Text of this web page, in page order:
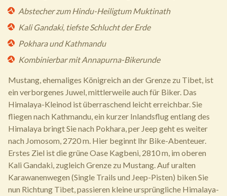
Abstecher zum Hindu-Heiligtum Muktinath
Kali Gandaki, tiefste Schlucht der Erde
Pokhara und Kathmandu
Kombinierbar mit Annapurna-Bikerunde
Mustang, ehemaliges Königreich an der Grenze zu Tibet, ist
ein verborgenes Juwel, mittlerweile auch für Biker. Das
Himalaya-Kleinod ist überraschend leicht erreichbar. Sie
fliegen nach Kathmandu, ein kurzer Inlandsflug entlang des
Himalaya bringt Sie nach Pokhara, per Jeep geht es weiter
nach Jomosom, 2720 m. Hier beginnt Ihr Bike-Abenteuer.
Erstes Ziel ist die grüne Oase Kagbeni, 2810 m, im oberen
Kali Gandaki, zugleich Grenze zu Mustang. Auf uralten
Karawanenwegen (Single Trails und Jeep-Pisten) biken Sie
nun Richtung Tibet, passieren kleine ursprüngliche Himalaya-